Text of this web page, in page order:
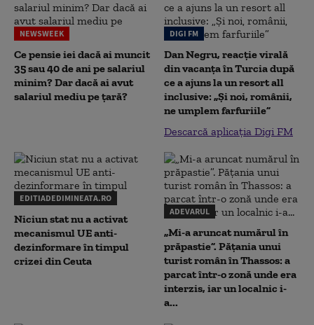
NEWSWEEK
Ce pensie iei dacă ai muncit
35 sau 40 de ani pe salariul
minim? Dar dacă ai avut
salariul mediu pe țară?
DIGI FM
Dan Negru, reacție virală
din vacanța în Turcia după
ce a ajuns la un resort all
inclusive: „Și noi, românii,
ne umplem farfuriile”
Descarcă aplicația Digi FM
EDITIADEDIMINEATA.RO
Niciun stat nu a activat
mecanismul UE anti-
dezinformare în timpul
crizei din Ceuta
ADEVARUL
„Mi-a aruncat numărul în
prăpastie”. Pățania unui
turist român în Thassos: a
parcat într-o zonă unde era
interzis, iar un localnic i-
a...